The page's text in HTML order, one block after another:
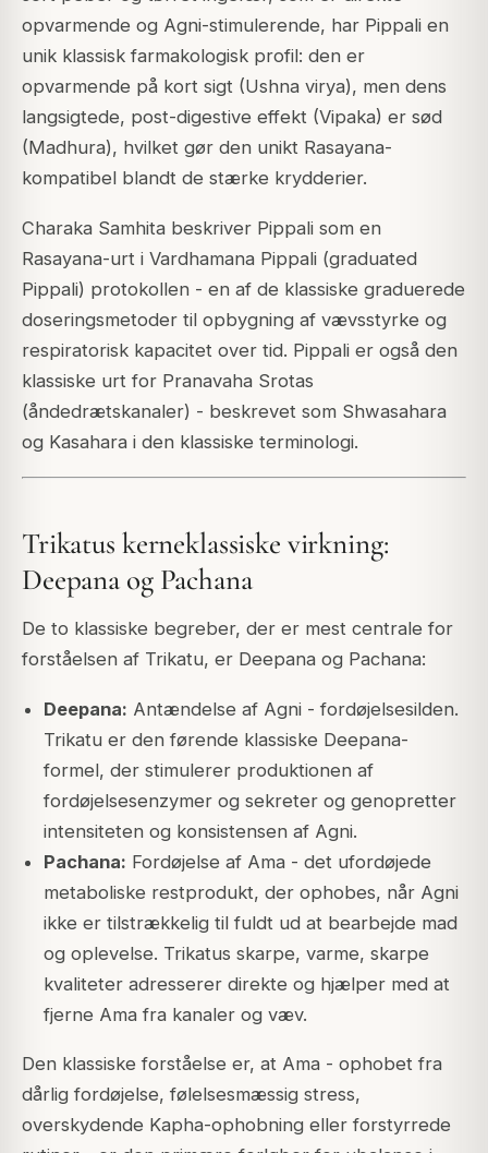
opvarmende og Agni-stimulerende, har Pippali en
unik klassisk farmakologisk profil: den er
opvarmende på kort sigt (Ushna virya), men dens
langsigtede, post-digestive effekt (Vipaka) er sød
(Madhura), hvilket gør den unikt Rasayana-
kompatibel blandt de stærke krydderier.
Charaka Samhita beskriver Pippali som en
Rasayana-urt i Vardhamana Pippali (graduated
Pippali) protokollen - en af de klassiske graduerede
doseringsmetoder til opbygning af vævsstyrke og
respiratorisk kapacitet over tid. Pippali er også den
klassiske urt for Pranavaha Srotas
(åndedrætskanaler) - beskrevet som Shwasahara
og Kasahara i den klassiske terminologi.
Trikatus kerneklassiske virkning:
Deepana og Pachana
De to klassiske begreber, der er mest centrale for
forståelsen af Trikatu, er Deepana og Pachana:
Deepana: Antændelse af Agni - fordøjelsesilden.
Trikatu er den førende klassiske Deepana-
formel, der stimulerer produktionen af
fordøjelsesenzymer og sekreter og genopretter
intensiteten og konsistensen af Agni.
Pachana: Fordøjelse af Ama - det ufordøjede
metaboliske restprodukt, der ophobes, når Agni
ikke er tilstrækkelig til fuldt ud at bearbejde mad
og oplevelse. Trikatus skarpe, varme, skarpe
kvaliteter adresserer direkte og hjælper med at
fjerne Ama fra kanaler og væv.
Den klassiske forståelse er, at Ama - ophobet fra
dårlig fordøjelse, følelsesmæssig stress,
overskydende Kapha-ophobning eller forstyrrede